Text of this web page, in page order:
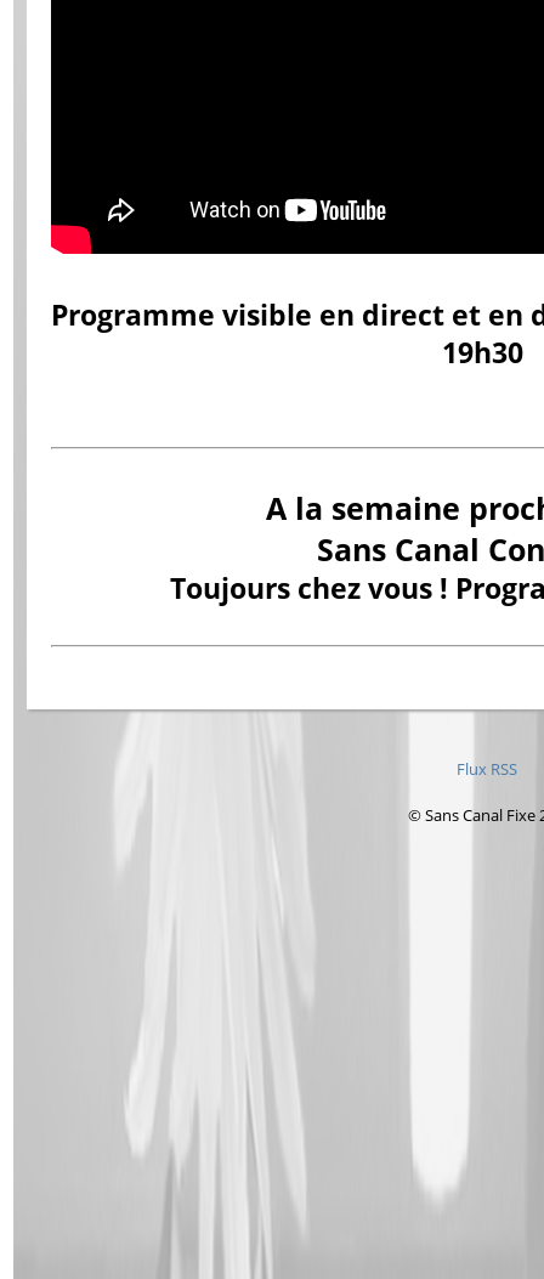
Programme visible en direct et en
19h30
A la semaine
Sans Canal
Toujours chez vous !
Flux RSS
© Sans Canal Fixe